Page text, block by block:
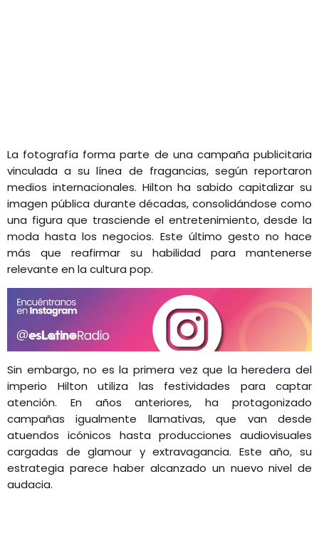
La fotografía forma parte de una campaña publicitaria
vinculada a su línea de fragancias, según reportaron
medios internacionales. Hilton ha sabido capitalizar su
imagen pública durante décadas, consolidándose como
una figura que trasciende el entretenimiento, desde la
moda hasta los negocios. Este último gesto no hace
más que reafirmar su habilidad para mantenerse
relevante en la cultura pop.
Sin embargo, no es la primera vez que la heredera del
imperio Hilton utiliza las festividades para captar
atención. En años anteriores, ha protagonizado
campañas igualmente llamativas, que van desde
atuendos icónicos hasta producciones audiovisuales
cargadas de glamour y extravagancia. Este año, su
estrategia parece haber alcanzado un nuevo nivel de
audacia.